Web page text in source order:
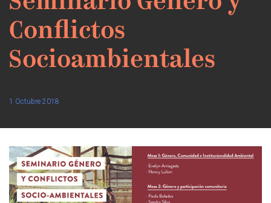
Conflictos
Socioambientales
1 Octubre 2018